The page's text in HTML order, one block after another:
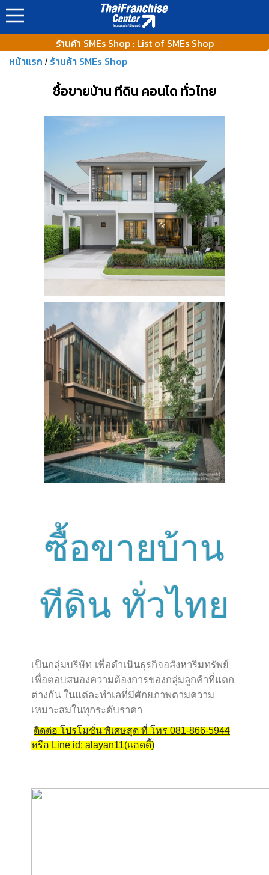
https://www.thaifranchisecenter.com/shop/images/
ร้านค้า SMEs Shop : List of SMEs Shop
หน้าแรก / ร้านค้า SMEs Shop
ซื้อขายบ้าน ทีดิน คอนโด ทั่วไทย
ซื้อขายบ้าน
ทีดิน ทั่วไทย
เป็นกลุ่มบริษัท เพื่อดำเนินธุรกิจอสังหาริมทรัพย์
เพื่อตอบสนองความต้องการของกลุ่มลูกค้าที่แตก
ต่างกัน ในแต่ละทำเลที่มีศักยภาพตามความ
เหมาะสมในทุกระดับราคา
ติดต่อ โปรโมชั่น พิเศษสุด ที่ โทร 081-866-5944
หรือ Line id: alayan11(แอดดี้)